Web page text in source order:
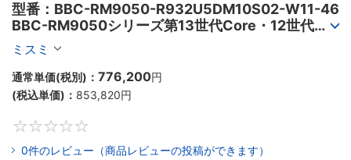
型番：BBC-RM9050-R932U5DM10S02-W11-46
BBC-RM9050シリーズ第13世代Core・12世代
Celeron対応ラックマウント3PCIe
ミスミ
通常単価(税別)： 776,200円
(税込単価)： 853,820円
0件のレビュー（商品レビューの投稿ができます）